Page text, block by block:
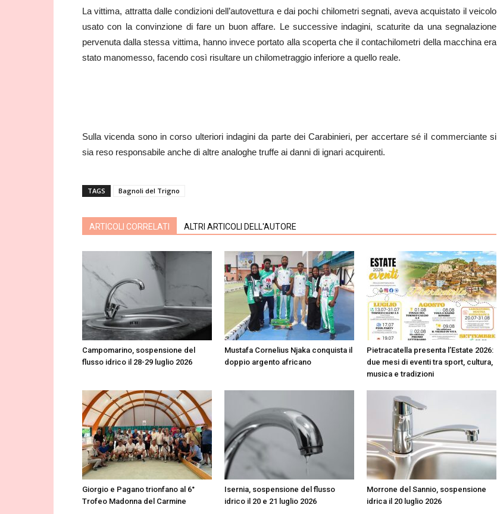
La vittima, attratta dalle condizioni dell’autovettura e dai pochi chilometri segnati, aveva acquistato il veicolo
usato con la convinzione di fare un buon affare. Le successive indagini, scaturite da una segnalazione
pervenuta dalla stessa vittima, hanno invece portato alla scoperta che il contachilometri della macchina era
stato manomesso, facendo così risultare un chilometraggio inferiore a quello reale.
Sulla vicenda sono in corso ulteriori indagini da parte dei Carabinieri, per accertare sé il commerciante si
sia reso responsabile anche di altre analoghe truffe ai danni di ignari acquirenti.
TAGS Bagnoli del Trigno
ARTICOLI CORRELATI ALTRI ARTICOLI DELL'AUTORE
Campomarino, sospensione del
flusso idrico il 28-29 luglio 2026
Mustafa Cornelius Njaka conquista il
doppio argento africano
Pietracatella presenta l’Estate 2026:
due mesi di eventi tra sport, cultura,
musica e tradizioni
Giorgio e Pagano trionfano al 6°
Trofeo Madonna del Carmine
Isernia, sospensione del flusso
idrico il 20 e 21 luglio 2026
Morrone del Sannio, sospensione
idrica il 20 luglio 2026